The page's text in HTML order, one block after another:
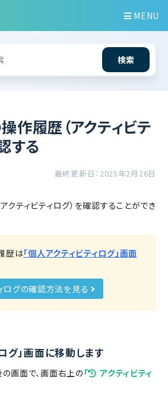
MENU
検索
作履歴（アクティビテ
する
最終更新日：2025年2月26日
クティビティログ）を確認することができ
歴は「個人アクティビティログ」画面
ログの確認方法を見る
グ」画面に移動します
画面で、画面右上の「
アクティビティ